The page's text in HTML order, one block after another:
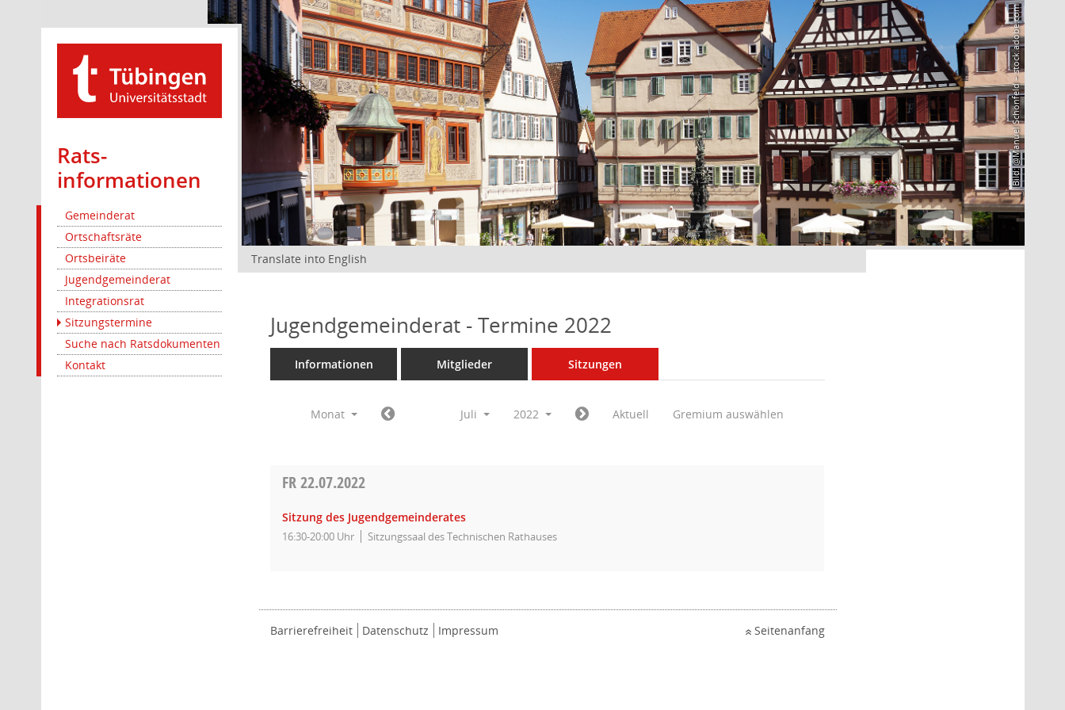
Rats­
informationen
Gemeinderat
Ortschaftsräte
Ortsbeiräte
Jugendgemeinderat
Integrationsrat
Sitzungstermine
Suche nach Ratsdokumenten
Kontakt
Bild: @Manuel Schönfeld – stock.adobe.com
Translate into English
Jugendgemeinderat - Termine 2022
Informationen Mitglieder Sitzungen
Monat Juli 2022 Aktuell Gremium auswählen
FR22.07.2022
Sitzung des Jugendgemeinderates
16:30-20:00 Uhr Sitzungssaal des Technischen Rathauses
Barrierefreiheit Datenschutz Impressum Seitenanfang